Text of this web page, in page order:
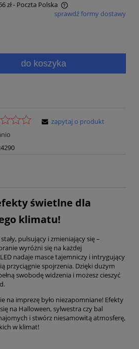
zł- Poczta Polska
kosztów płatności
sprawdź formy dostawy
do koszyka
zapytaj o produkt
świetlne dla
klimatu!
pulsujący i zmieniający się –
wyróżni się na każdej
nadaje masce tajemniczy i intrygujący
przyciągnie spojrzenia. Dzięki dużym
swobodę widzenia i możesz cieszyć
na imprezę było niezapomniane! Efekty
na Halloween, sylwestra czy bal
i stwórz niesamowitą atmosferę,
w klimat!